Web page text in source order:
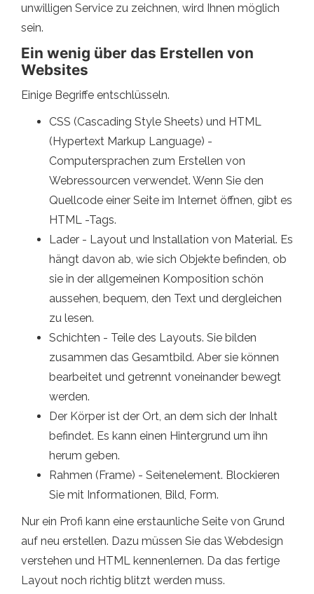
unwilligen Service zu zeichnen, wird Ihnen möglich
sein.
Ein wenig über das Erstellen von
Websites
Einige Begriffe entschlüsseln.
CSS (Cascading Style Sheets) und HTML
(Hypertext Markup Language) -
Computersprachen zum Erstellen von
Webressourcen verwendet. Wenn Sie den
Quellcode einer Seite im Internet öffnen, gibt es
HTML -Tags.
Lader - Layout und Installation von Material. Es
hängt davon ab, wie sich Objekte befinden, ob
sie in der allgemeinen Komposition schön
aussehen, bequem, den Text und dergleichen
zu lesen.
Schichten - Teile des Layouts. Sie bilden
zusammen das Gesamtbild. Aber sie können
bearbeitet und getrennt voneinander bewegt
werden.
Der Körper ist der Ort, an dem sich der Inhalt
befindet. Es kann einen Hintergrund um ihn
herum geben.
Rahmen (Frame) - Seitenelement. Blockieren
Sie mit Informationen, Bild, Form.
Nur ein Profi kann eine erstaunliche Seite von Grund
auf neu erstellen. Dazu müssen Sie das Webdesign
verstehen und HTML kennenlernen. Da das fertige
Layout noch richtig blitzt werden muss.